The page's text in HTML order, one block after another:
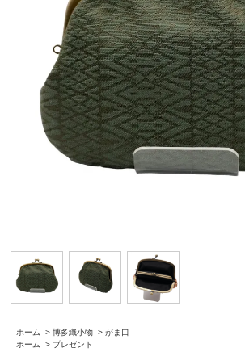
ホーム > 博多織小物 > がま口
ホーム
> プレゼント